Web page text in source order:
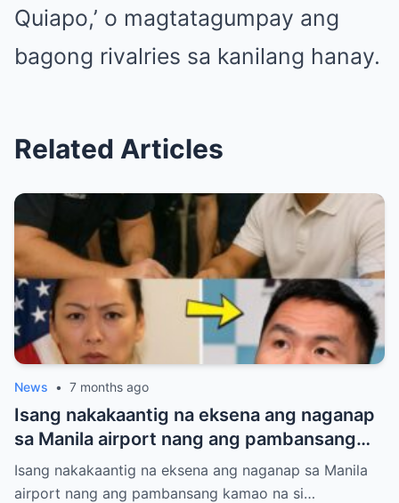
Quiapo,’ o magtatagumpay ang
bagong rivalries sa kanilang hanay.
Related Articles
News • 7 months ago
Isang nakakaantig na eksena ang naganap
sa Manila airport nang ang pambansang
kamao na si Manny Pacquiao ay
paghintayin at hiyain ng mga immigration
Isang nakakaantig na eksena ang naganap sa Manila
airport nang ang pambansang kamao na si…